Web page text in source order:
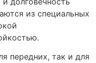
из специальных
передних, так и для